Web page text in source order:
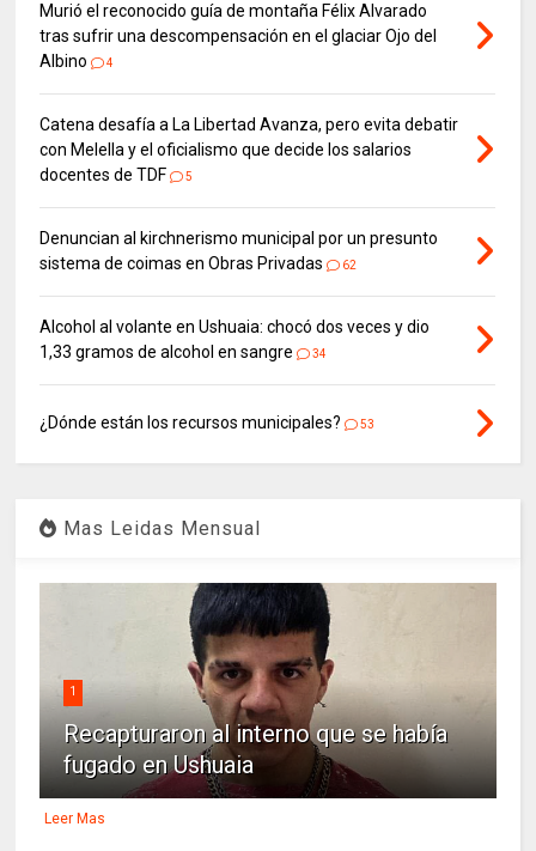
Murió el reconocido guía de montaña Félix Alvarado
tras sufrir una descompensación en el glaciar Ojo del
Albino
4
Catena desafía a La Libertad Avanza, pero evita debatir
con Melella y el oficialismo que decide los salarios
docentes de TDF
5
Denuncian al kirchnerismo municipal por un presunto
sistema de coimas en Obras Privadas
62
Alcohol al volante en Ushuaia: chocó dos veces y dio
1,33 gramos de alcohol en sangre
34
¿Dónde están los recursos municipales? 53
Mas Leidas Mensual
1
Recapturaron al interno que se había
fugado en Ushuaia
Leer Mas